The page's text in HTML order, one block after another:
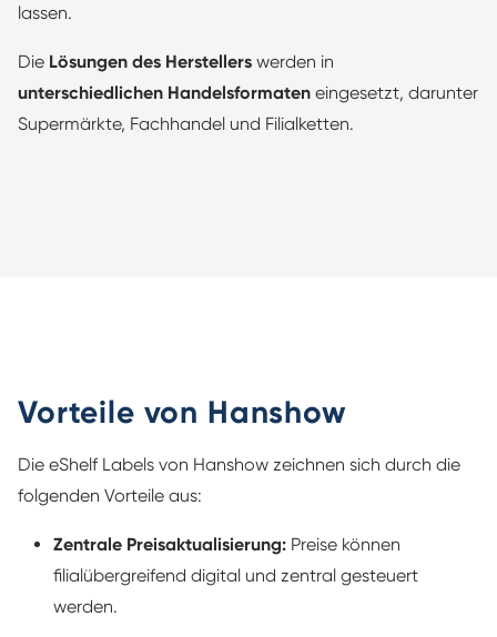
lassen.
Die Lösungen des Herstellers werden in
unterschiedlichen Handelsformaten eingesetzt, darunter
Supermärkte, Fachhandel und Filialketten.
Vorteile von Hanshow
Die eShelf Labels von Hanshow zeichnen sich durch die
folgenden Vorteile aus:
Zentrale Preisaktualisierung: Preise können
filialübergreifend digital und zentral gesteuert
werden.